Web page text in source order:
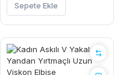
Sepete Ekle